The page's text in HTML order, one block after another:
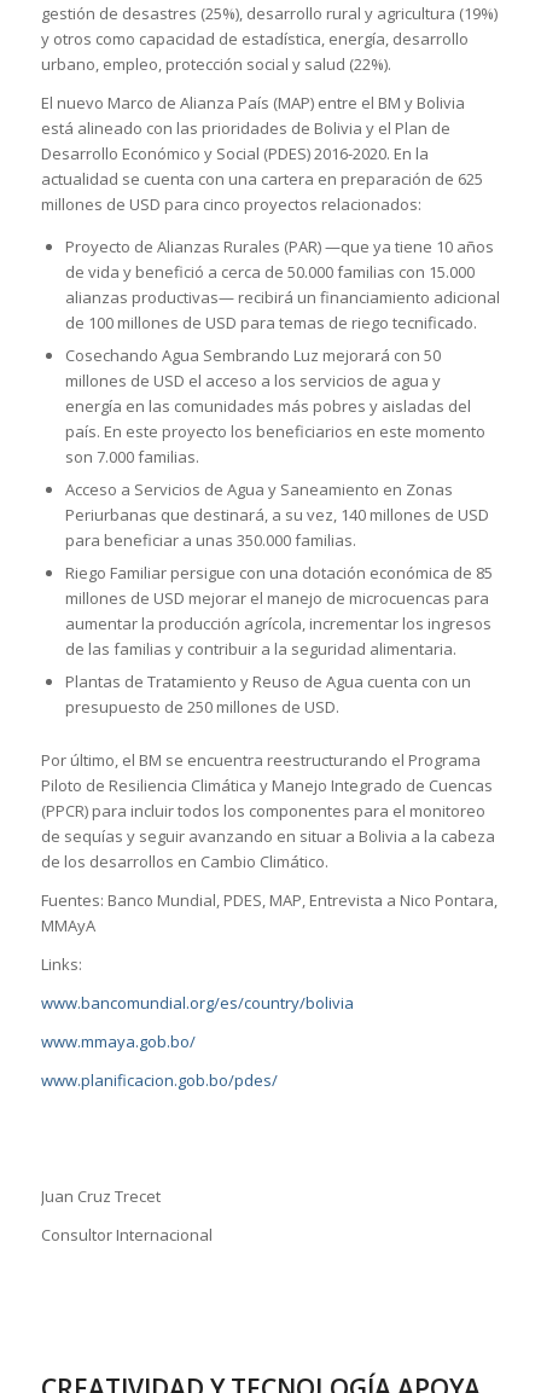
gestión de desastres (25%), desarrollo rural y agricultura (19%)
y otros como capacidad de estadística, energía, desarrollo
urbano, empleo, protección social y salud (22%).
El nuevo Marco de Alianza País (MAP) entre el BM y Bolivia
está alineado con las prioridades de Bolivia y el Plan de
Desarrollo Económico y Social (PDES) 2016-2020. En la
actualidad se cuenta con una cartera en preparación de 625
millones de USD para cinco proyectos relacionados:
Proyecto de Alianzas Rurales (PAR) —que ya tiene 10 años
de vida y benefició a cerca de 50.000 familias con 15.000
alianzas productivas— recibirá un financiamiento adicional
de 100 millones de USD para temas de riego tecnificado.
Cosechando Agua Sembrando Luz mejorará con 50
millones de USD el acceso a los servicios de agua y
energía en las comunidades más pobres y aisladas del
país. En este proyecto los beneficiarios en este momento
son 7.000 familias.
Acceso a Servicios de Agua y Saneamiento en Zonas
Periurbanas que destinará, a su vez, 140 millones de USD
para beneficiar a unas 350.000 familias.
Riego Familiar persigue con una dotación económica de 85
millones de USD mejorar el manejo de microcuencas para
aumentar la producción agrícola, incrementar los ingresos
de las familias y contribuir a la seguridad alimentaria.
Plantas de Tratamiento y Reuso de Agua cuenta con un
presupuesto de 250 millones de USD.
Por último, el BM se encuentra reestructurando el Programa
Piloto de Resiliencia Climática y Manejo Integrado de Cuencas
(PPCR) para incluir todos los componentes para el monitoreo
de sequías y seguir avanzando en situar a Bolivia a la cabeza
de los desarrollos en Cambio Climático.
Fuentes: Banco Mundial, PDES, MAP, Entrevista a Nico Pontara,
MMAyA
Links:
www.bancomundial.org/es/country/bolivia
www.mmaya.gob.bo/
www.planificacion.gob.bo/pdes/
Juan Cruz Trecet
Consultor Internacional